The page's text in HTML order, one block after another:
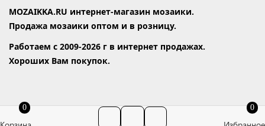
MOZAIKKA.RU интернет-магазин мозаики.
Продажа мозаики оптом и в розницу.
Работаем с 2009-2026 г в интернет продажах.
Хороших Вам покупок.
0 0